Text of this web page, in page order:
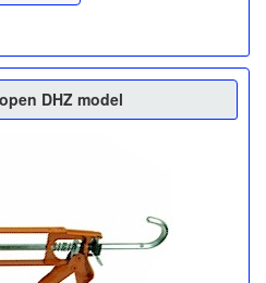
DHZ model